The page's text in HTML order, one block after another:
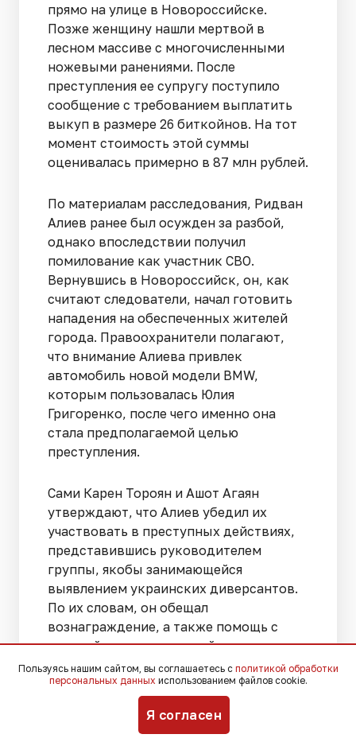
прямо на улице в Новороссийске.
Позже женщину нашли мертвой в
лесном массиве с многочисленными
ножевыми ранениями. После
преступления ее супругу поступило
сообщение с требованием выплатить
выкуп в размере 26 биткойнов. На тот
момент стоимость этой суммы
оценивалась примерно в 87 млн рублей.
По материалам расследования, Ридван
Алиев ранее был осужден за разбой,
однако впоследствии получил
помилование как участник СВО.
Вернувшись в Новороссийск, он, как
считают следователи, начал готовить
нападения на обеспеченных жителей
города. Правоохранители полагают,
что внимание Алиева привлек
автомобиль новой модели BMW,
которым пользовалась Юлия
Григоренко, после чего именно она
стала предполагаемой целью
преступления.
Сами Карен Тороян и Ашот Агаян
утверждают, что Алиев убедил их
участвовать в преступных действиях,
представившись руководителем
группы, якобы занимающейся
выявлением украинских диверсантов.
По их словам, он обещал
вознаграждение, а также помощь с
дальнейшим трудоустройством в
правоохранительные органы.
убийстве Юлии Григоренко, фигурантам
Пользуясь нашим сайтом, вы соглашаетесь с политикой обработки
персональных данных использованием файлов cookie.
Я согласен